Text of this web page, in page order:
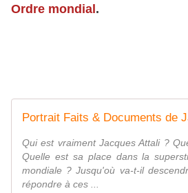
Ordre mondial .
Qui est vraiment Jacques Attali ?
Quelle est sa place dans la
mondiale ? Jusqu'où va-t-il
répondre à ces ...